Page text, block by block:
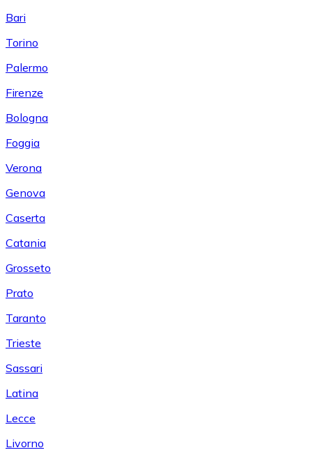
Bari
Torino
Palermo
Firenze
Bologna
Foggia
Verona
Genova
Caserta
Catania
Grosseto
Prato
Taranto
Trieste
Sassari
Latina
Lecce
Livorno